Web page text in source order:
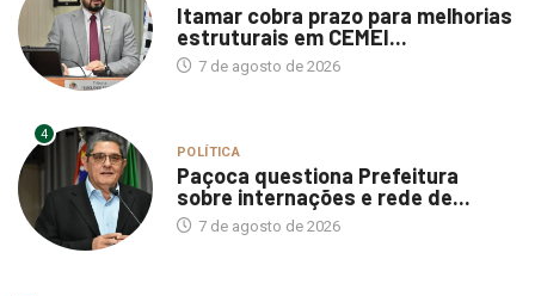
Itamar cobra prazo para melhorias
estruturais em CEMEI...
7 de agosto de 2026
4
POLÍTICA
Paçoca questiona Prefeitura
sobre internações e rede de...
7 de agosto de 2026